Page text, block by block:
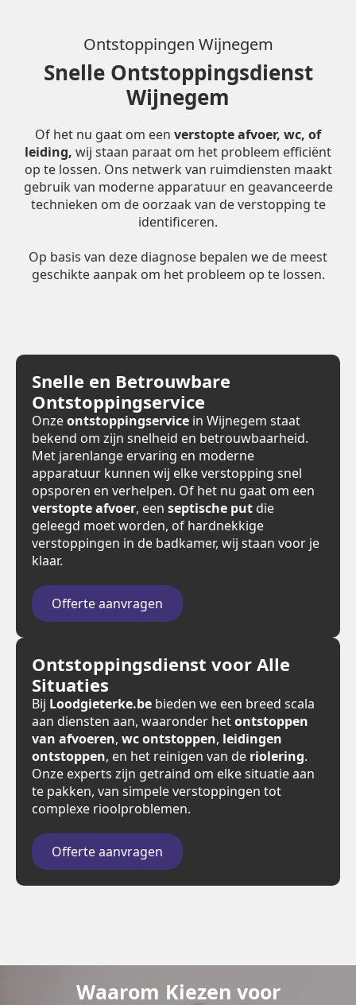
Ontstoppingen Wijnegem
Snelle Ontstoppingsdienst
Wijnegem
Of het nu gaat om een verstopte afvoer, wc, of
leiding, wij staan paraat om het probleem efficiënt
op te lossen. Ons netwerk van ruimdiensten maakt
gebruik van moderne apparatuur en geavanceerde
technieken om de oorzaak van de verstopping te
identificeren.
Op basis van deze diagnose bepalen we de meest
geschikte aanpak om het probleem op te lossen.
Snelle en Betrouwbare
Ontstoppingservice
Onzeontstoppingservice in Wijnegem staat
bekend om zijn snelheid en betrouwbaarheid.
Met jarenlange ervaring en moderne
apparatuur kunnen wij elke verstopping snel
opsporen en verhelpen. Of het nu gaat om een
verstopte afvoer, een septische put die
geleegd moet worden, of hardnekkige
verstoppingen in de badkamer, wij staan voor je
klaar.
Offerte aanvragen
Ontstoppingsdienst voor Alle
Situaties
Bij Loodgieterke.be bieden we een breed scala
aan diensten aan, waaronder hetontstoppen
van afvoeren, wc ontstoppen, leidingen
ontstoppen, en het reinigen van de riolering.
Onze experts zijn getraind om elke situatie aan
te pakken, van simpele verstoppingen tot
complexe rioolproblemen.
Offerte aanvragen
Waarom Kiezen voor